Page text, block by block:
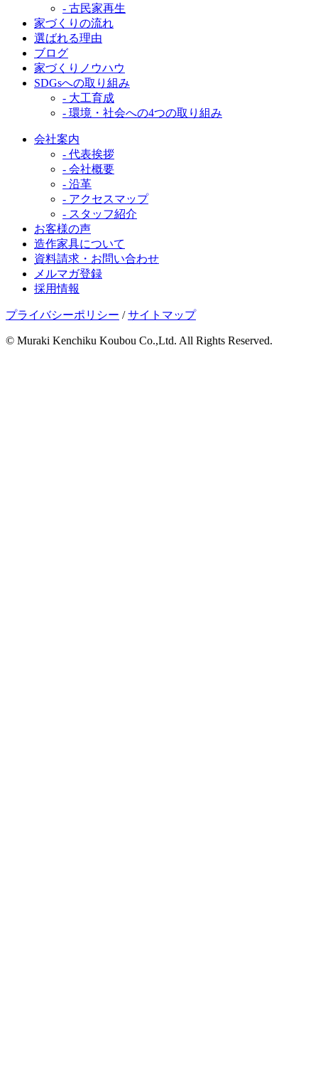
- 古民家再生
家づくりの流れ
選ばれる理由
ブログ
家づくりノウハウ
SDGsへの取り組み
- 大工育成
- 環境・社会への4つの取り組み
会社案内
- 代表挨拶
- 会社概要
- 沿革
- アクセスマップ
- スタッフ紹介
お客様の声
造作家具について
資料請求・お問い合わせ
メルマガ登録
採用情報
プライバシーポリシー /サイトマップ
© Muraki Kenchiku Koubou Co.,Ltd. All Rights Reserved.